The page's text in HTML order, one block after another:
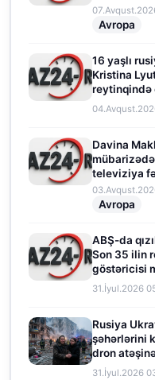
Avropa
16 yaşlı
Kristina
reytinqində
irəliləyişə
Davina
televiziya
fasilə verir
Avropa
ABŞ-da
Son 35 ilin
göstəricisi
olunur
31.İyul.2026
Rusiya
şəhərlərini
dron
31.İyul.2026